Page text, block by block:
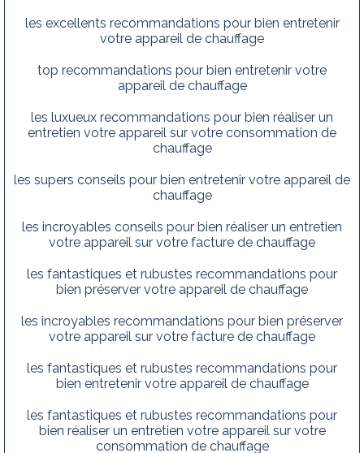
les excellents recommandations pour bien entretenir
votre appareil de chauffage
top recommandations pour bien entretenir votre
appareil de chauffage
les luxueux recommandations pour bien réaliser un
entretien votre appareil sur votre consommation de
chauffage
les supers conseils pour bien entretenir votre appareil de
chauffage
les incroyables conseils pour bien réaliser un entretien
votre appareil sur votre facture de chauffage
les fantastiques et rubustes recommandations pour
bien préserver votre appareil de chauffage
les incroyables recommandations pour bien préserver
votre appareil sur votre facture de chauffage
les fantastiques et rubustes recommandations pour
bien entretenir votre appareil de chauffage
les fantastiques et rubustes recommandations pour
bien réaliser un entretien votre appareil sur votre
consommation de chauffage